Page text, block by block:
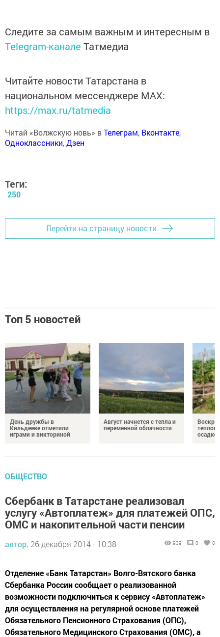
Следите за самым важным и интересным в
Telegram-канале Татмедиа
Читайте новости Татарстана в
национальном мессенджере MАХ:
https://max.ru/tatmedia
Читай «Волжскую новь» вТелеграм, Вконтакте,
Одноклассники,Дзен
Теги:
250
Перейти на страницу новости
Топ 5 новостей
День дружбы в
Кильдееве отметили
играми и викториной
Август начнется с тепла и
переменной облачности
теплом
ОБЩЕСТВО
Сбербанк в Татарстане реализовал
услугу «Автоплатеж» для платежей ОПС,
ОМС и накопительной части пенсии
автор, 26 декабря 2014 - 10:38 939 0 0
Отделение «Банк Татарстан» Волго-Вятского банка
Сбербанка России сообщает о реализованной
возможности подключиться к сервису «Автоплатеж»
для осуществления на регулярной основе платежей
Обязательного Пенсионного Страхования (ОПС),
Обязательного Медицинского Страхования (ОМС), а